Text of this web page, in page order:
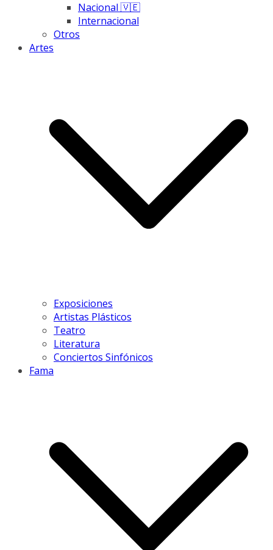
Nacional 🇻🇪
Internacional
Otros
Artes
Exposiciones
Artistas Plásticos
Teatro
Literatura
Conciertos Sinfónicos
Fama